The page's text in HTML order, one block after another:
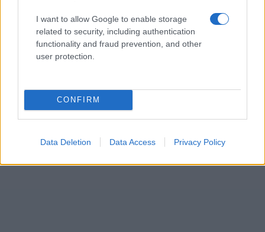
I want to allow Google to enable storage
related to security, including authentication
functionality and fraud prevention, and other
user protection.
CONFIRM
Data Deletion Data Access Privacy Policy